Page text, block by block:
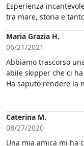
Esperienza
tra mare, storia e
Maria Grazia H.
06/21/2021
Abbiamo trascorso
abile skipper che ci
Ha saputo rendere la
con spiegazioni
Ci è stato servito un
dell'ottimo vino,
Caterina M.
08/27/2020
Una mia amica mi ha